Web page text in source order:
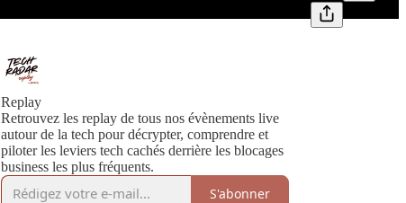
Replay
Retrouvez les replay de tous nos évènements live
autour de la tech pour décrypter, comprendre et
piloter les leviers tech cachés derrière les blocages
business les plus fréquents.
S'abonner